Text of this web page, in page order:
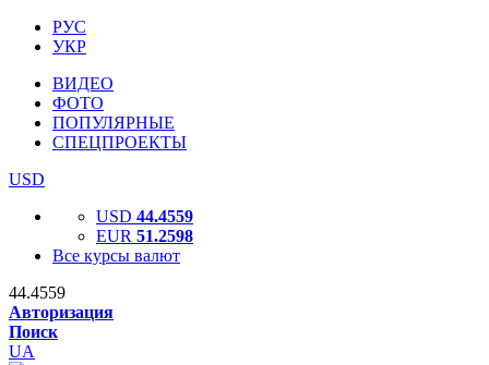
РУС
УКР
ВИДЕО
ФОТО
ПОПУЛЯРНЫЕ
СПЕЦПРОЕКТЫ
USD
USD 44.4559
EUR 51.2598
Все курсы валют
44.4559
Авторизация
Поиск
UA